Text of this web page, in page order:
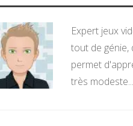
Expert jeux
tout de génie,
permet
très modeste...